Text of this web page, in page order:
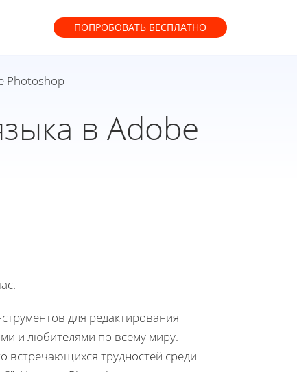
ПОПРОБОВАТЬ БЕСПЛАТНО
Photoshop
в Adobe
для редактирования
и любителями по всему миру.
встречающихся трудностей среди